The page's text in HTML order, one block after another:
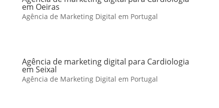
em Oeiras
Agência de Marketing Digital em Portugal
Agência de marketing digital para Cardiologia
em Seixal
Agência de Marketing Digital em Portugal